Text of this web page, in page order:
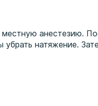
местную анестезию.
убрать натяжение.